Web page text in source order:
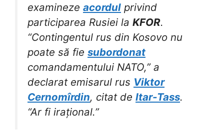
examineze acordul privind
participarea Rusiei la KFOR.
“Contingentul rus din Kosovo nu
poate să fie subordonat
comandamentului NATO,” a
declarat emisarul rus Viktor
Cernomîrdin, citat de Itar-Tass.
“Ar fi irațional.”